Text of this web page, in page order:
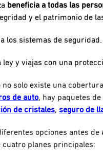
beneficia a todas las
y el patrimonio de
los sistemas de seguridad.
ley y viajas con una
solo existe una
de auto, hay paquetes
de cristales, seguro de
opciones antes de
cuatro planes principales: